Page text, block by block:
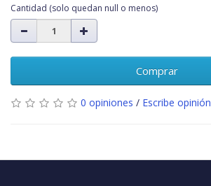
Cantidad (solo quedan null o menos)
Comprar
0 opiniones / Escribe opinión